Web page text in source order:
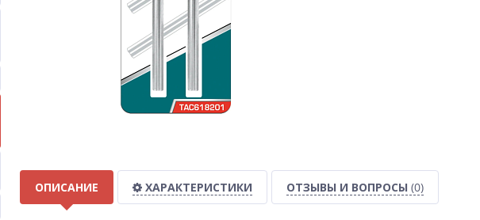
ОПИСАНИЕ ХАРАКТЕРИСТИКИ ОТЗЫВЫ И ВОПРОСЫ (0)